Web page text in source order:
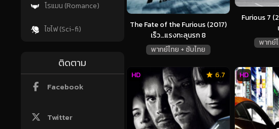
โรแมน (Romance)
ไซไฟ (Sci-fi)
ติดตาม
Facebook
Twitter
The Fate of the Furious (2017)
เร็ว…แรงทะลุนรก 8
พากย์ไทย + ซับไทย
Furious 7
พากย์
6.7
HD HD